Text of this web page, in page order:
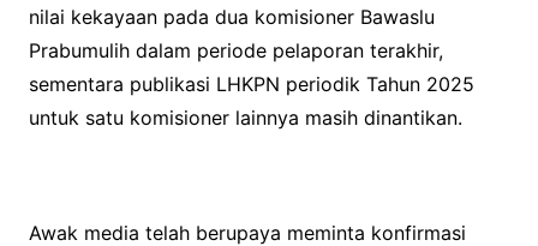
nilai kekayaan pada dua komisioner Bawaslu
Prabumulih dalam periode pelaporan terakhir,
sementara publikasi LHKPN periodik Tahun 2025
untuk satu komisioner lainnya masih dinantikan.
Awak media telah berupaya meminta konfirmasi